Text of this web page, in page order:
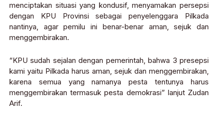
menciptakan situasi yang kondusif, menyamakan persepsi
dengan KPU Provinsi sebagai penyelenggara Pilkada
nantinya, agar pemilu ini benar-benar aman, sejuk dan
menggembirakan.
“KPU sudah sejalan dengan pemerintah, bahwa 3 presepsi
kami yaitu Pilkada harus aman, sejuk dan menggembirakan,
karena semua yang namanya pesta tentunya harus
menggembirakan termasuk pesta demokrasi” lanjut Zudan
Arif.